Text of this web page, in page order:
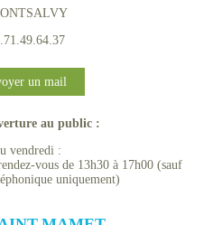
un mail
au public :
vendredi :
vous de 13h30 à 17h00 (sauf
uniquement)